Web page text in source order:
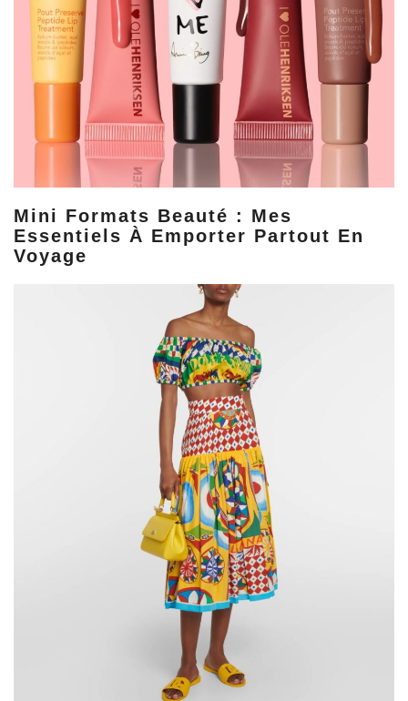
Mini Formats Beauté : Mes
Essentiels À Emporter Partout En
Voyage